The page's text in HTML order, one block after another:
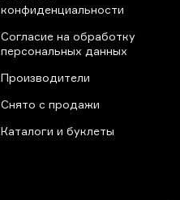
конфиденциальности
Согласие на обработку
персональных данных
Производители
Снято с продажи
Каталоги и буклеты